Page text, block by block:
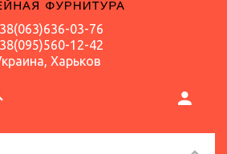
03-76
12-42
Харьков